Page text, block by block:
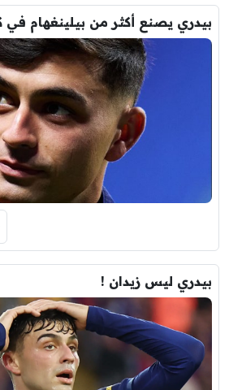
بيدري يصنع أكثر من بيلينغهام
بيدري ليس زيدان !